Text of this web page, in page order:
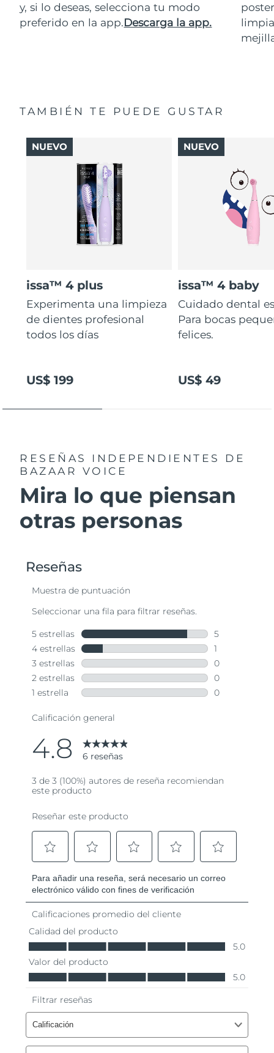
y, si lo deseas, selecciona tu modo
preferido en la app.Descarga la app.
TAMBIÉN TE PUEDE GUSTAR
issa™ 4 plus
Experimenta una limpieza
de dientes profesional
todos los días
US$ 199
NUEVO
issa™ 4 baby
Cuidado dental
Para bocas
felices.
US$ 49
NUEVO
RESEÑAS INDEPENDIENTES
DE
BAZAAR VOICE
Mira lo que piensan
otras personas